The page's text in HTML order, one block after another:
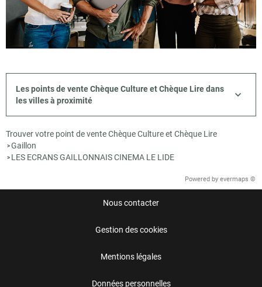
Les points de vente Chèque Culture et Chèque Lire dans
les villes à proximité
Trouver votre point de vente Chèque Culture et Chèque Lire
>Gaillon
> LES ECRANS GAILLONNAIS CINEMA LE LIDE
Powered by evermaps ©
Nous contacter
Gestion des cookies
Mentions légales
Données personnelles